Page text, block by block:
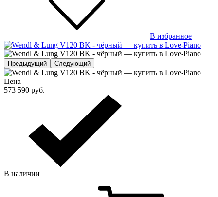
В избранное
Предыдущий Следующий
Цена
573 590 руб.
В наличии